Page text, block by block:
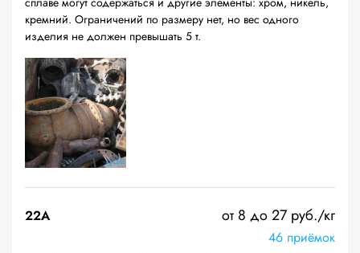
кремний. Ограничений по размеру нет, но вес одного
изделия не должен превышать 5 т.
22A от 8 до 27 руб./кг
46 приёмок